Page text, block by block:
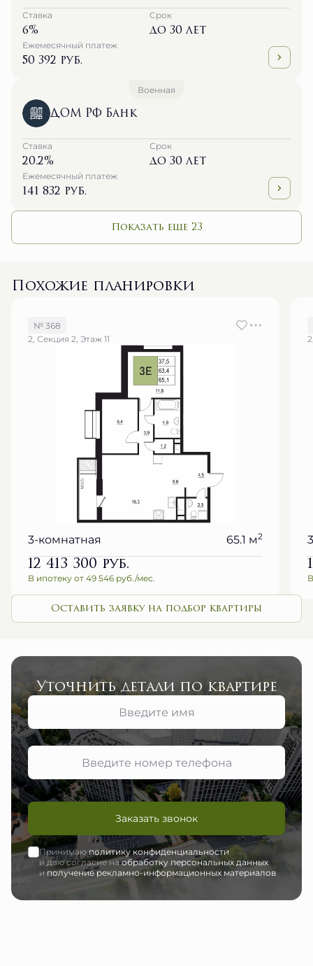
6% до 30 лет
Ежемесячный платеж
50 392 руб.
Ставка
20.2% до 30 лет
Ежемесячный платеж
141 832 руб.
3-комнатная
12 413 300
В ипотеку от 49 546 руб./мес.
Оставить заявку на подбор квартиры
Заказать звонок
и даю согласие наобработку персональных данных
иполучение рекламно-информационных материалов